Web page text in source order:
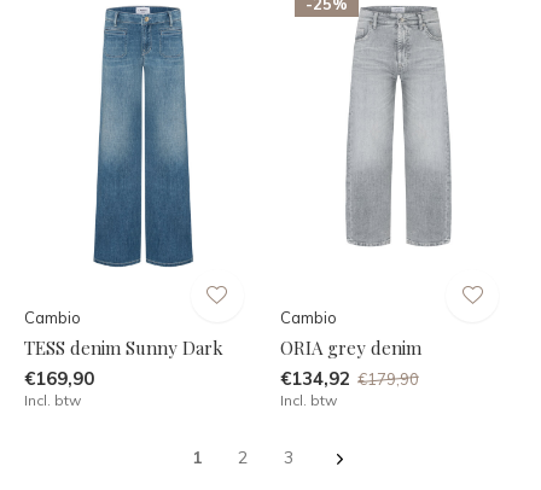
Cambio
TESS denim Sunny Dark
€169,90
Incl. btw
-25%
Cambio
ORIA grey denim
€134,92 €179,90
Incl. btw
1 2 3